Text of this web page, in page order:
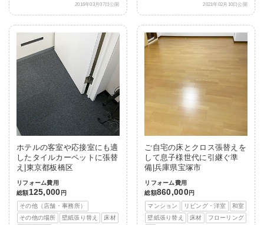
2016年03月07日公開 2021年02月10日公開
ホテルの客室や応接室にも適
したタイルカーペットに張替
え|東京都板橋区
リフォーム費用
総額125,000 円
その他（店舗・事務所）
その他の場所
壁紙張り替え
床材
ご自宅の床とクロス張替えを
して息子様世代に引継ぐ準
備|兵庫県宝塚市
リフォーム費用
総額860,000円
マンション
リビング・洋室
和室
壁紙張り替え
床材
フローリング